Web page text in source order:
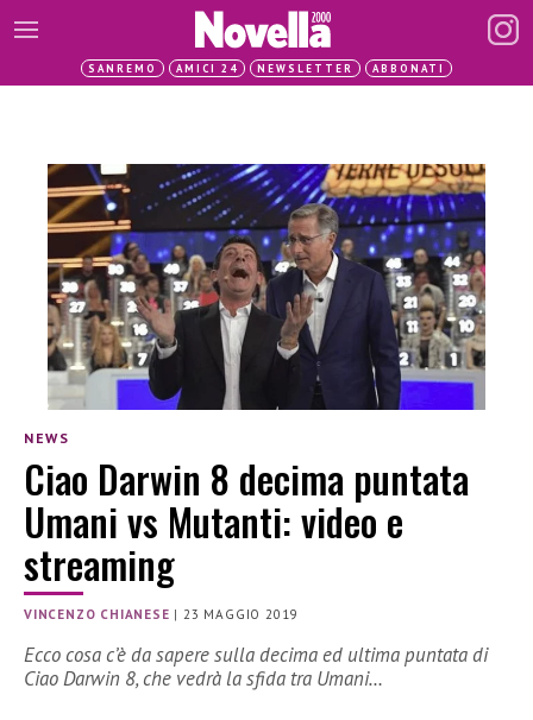
SANREMO AMICI 24 NEWSLETTER ABBONATI
NEWS
Ciao Darwin 8 decima puntata
Umani vs Mutanti: video e
streaming
VINCENZO CHIANESE |23 MAGGIO 2019
Ecco cosa c’è da sapere sulla decima ed ultima puntata di
Ciao Darwin 8, che vedrà la sfida tra Umani…